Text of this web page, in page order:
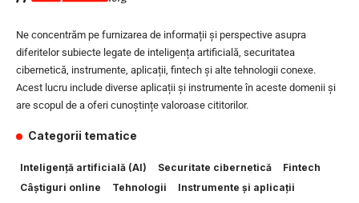
Ne concentrăm pe furnizarea de informații și perspective asupra
diferitelor subiecte legate de inteligența artificială, securitatea
cibernetică, instrumente, aplicații, fintech și alte tehnologii conexe.
Acest lucru include diverse aplicații și instrumente în aceste domenii și
are scopul de a oferi cunoștințe valoroase cititorilor.
Categorii tematice
Inteligență artificială (AI) Securitate cibernetică
Fintech
Câștiguri online
Tehnologii
Instrumente și aplicații